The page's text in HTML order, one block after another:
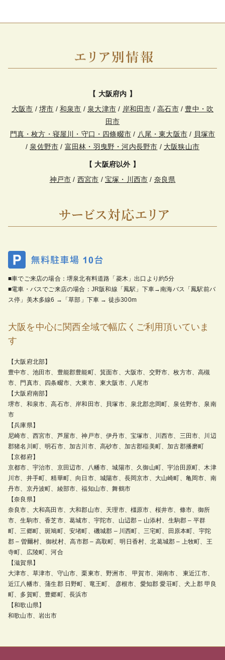
【 大阪府内 】
大阪市 /堺市 /和泉市 / 泉大津市 / 岸和田市 /高石市/ 豊中・吹
田市
門真・枚方・寝屋川・守口・四條畷市 / 八尾・東大阪市 / 貝塚市
/ 泉佐野市 / 富田林・羽曳野・河内長野市 / 大阪狭山市
【 大阪府以外 】
神戸市 / 西宮市 / 宝塚・川西市 / 奈良県
■車でご来店の場合：堺泉北有料道路「菱木」出口より約5分
■電車・バスでご来店の場合：JR阪和線「鳳駅」下車→南海バス「鳳駅前バ
ス停」美木多線6 →「草部」下車 → 徒歩300m
大阪を中心に関西全域で幅広くご利用頂いていま
す
【大阪府北部】
豊中市、池田市、豊能郡豊能町、箕面市、大阪市、交野市、枚方市、高槻
市、門真市、四条畷市、大東市、東大阪市、八尾市
【大阪府南部】
堺市、和泉市、高石市、岸和田市、貝塚市、泉北郡忠岡町、泉佐野市、泉南
市
【兵庫県】
尼崎市、西宮市、芦屋市、神戸市、伊丹市、宝塚市、川西市、三田市、川辺
郡猪名川町、明石市、加古川市、高砂市、加古郡稲美町、加古郡播磨町
【京都府】
京都市、宇治市、京田辺市、八幡市、城陽市、久御山町、宇治田原町、木津
川市、井手町、精華町、向日市、城陽市、長岡京市、大山崎町、亀岡市、南
丹市、京丹波町、綾部市、福知山市、舞鶴市
【奈良県】
奈良市、大和高田市、大和郡山市、天理市、橿原市、桜井市、條市、御所
市、生駒市、香芝市、葛城市、宇陀市、山辺郡 – 山添村、生駒郡 – 平群
町、三郷町、斑鳩町、安堵町、磯城郡 – 川西町、三宅町、田原本町、宇陀
郡 – 曽爾村、御杖村、高市郡 – 高取町、明日香村、北葛城郡 – 上牧町、王
寺町、広陵町、河合
【滋賀県】
大津市、草津市、守山市、栗東市、野洲市、 甲賀市、湖南市、 東近江市、
近江八幡市、蒲生郡 日野町、竜王町、 彦根市、愛知郡 愛荘町、犬上郡 甲良
町、多賀町、豊郷町、長浜市
【和歌山県】
和歌山市、岩出市